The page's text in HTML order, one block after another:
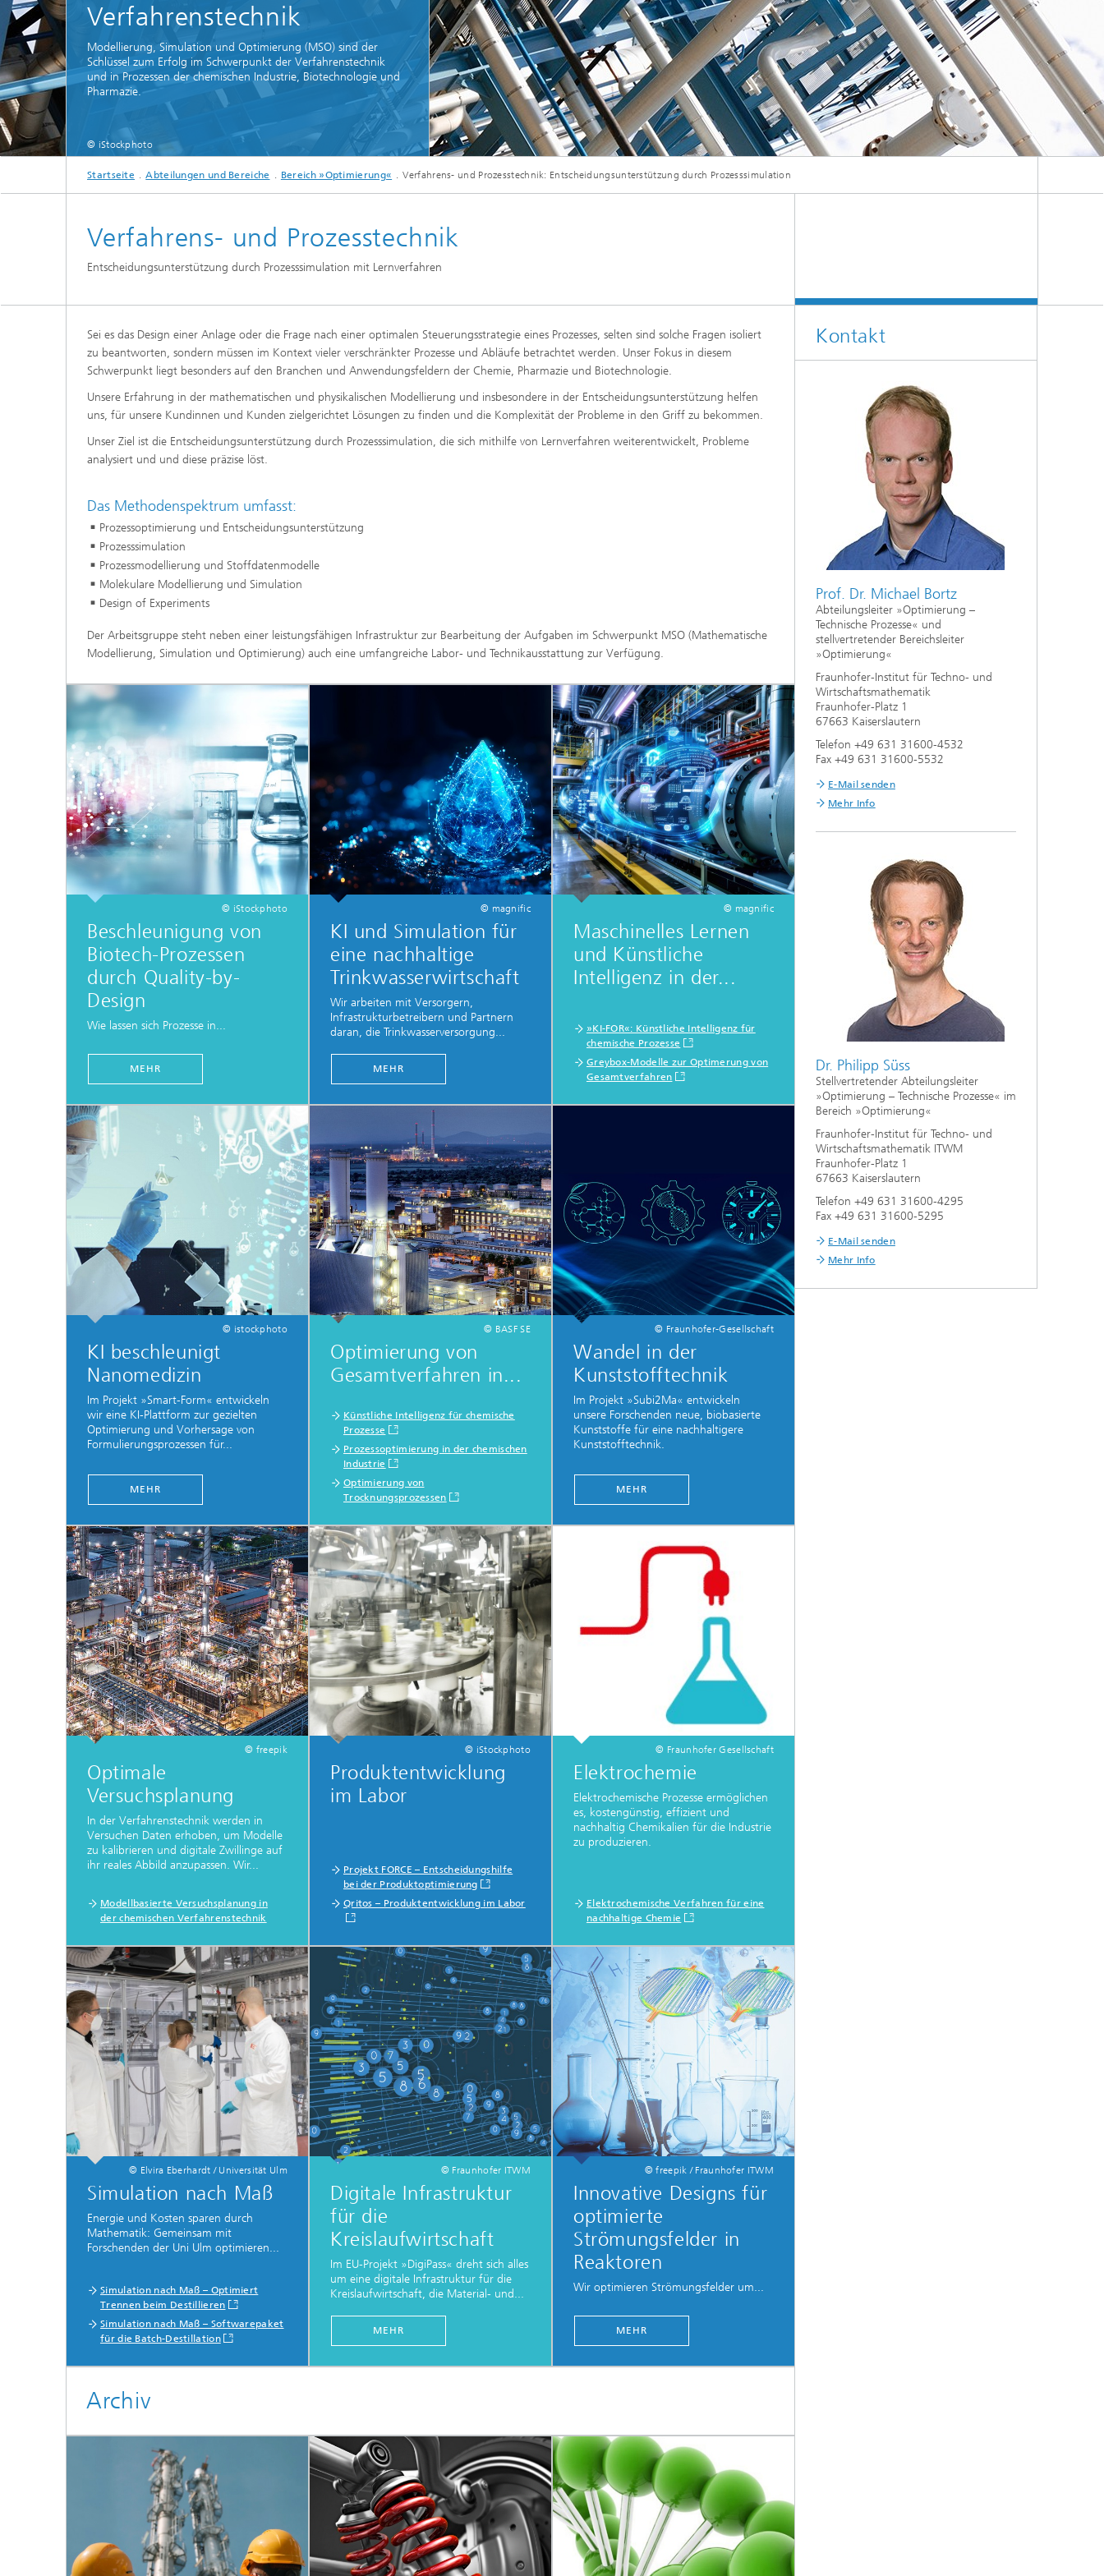
Inline-Qualitätskontrolle für die
Produktion
KI-Lösungen für Digitalisierung und
Nachhaltigkeit
KI-Anwendungen für die Industrie
Quantencomputing in der
Bildverarbeitung
Lastdaten und Betriebsfestigkeit
Dynamik und Systemsimulation
Kabel, Schläuche und flexible
Strukturen
Menschmodelle und Mensch-
Maschine-Interaktion
Reifenmodelle CDTire
Technikum
Echtzeit-Anlagenbetrieb und
Antriebstechnik
Biosensorik und Medizingeräte
Energie und Versorgung
Optimierung in den Life Sciences
Aktuelles
®
und Computing«
Anomaliedetektion
Finanz- und
Versicherungsmathematik
»Analytics und Computing«
optimierung
Intelligenz
Gitterfreie Methoden
Zerstörungsfreie Prüfung
Schichtdickenmessung
Materialanalyse
3D Mikro- und Mesodruck
Technische Textilien und Vliesstoffe
Optimierung im Leichtbau
Transport
Flexible Strukturen
Materialcharakterisierung und -
Modellreduktion
Modellierung, Simulation und
Optimierung von Dämmstoffen
Verfahrenstechnik
Modellierung, Simulation und Optimierung (MSO) sind der
Schlüssel zum Erfolg im Schwerpunkt der Verfahrenstechnik
und in Prozessen der chemischen Industrie, Biotechnologie und
Pharmazie.
© iStockphoto
Startseite Abteilungen und Bereiche Bereich »Optimierung« Verfahrens- und Prozesstechnik: Entscheidungsunterstützung durch Prozesssimulation
Verfahrens- und Prozesstechnik
Entscheidungsunterstützung durch Prozesssimulation mit Lernverfahren
Sei es das Design einer Anlage oder die Frage nach einer optimalen Steuerungsstrategie eines Prozesses, selten sind solche Fragen isoliert
zu beantworten, sondern müssen im Kontext vieler verschränkter Prozesse und Abläufe betrachtet werden. Unser Fokus in diesem
Schwerpunkt liegt besonders auf den Branchen und Anwendungsfeldern der Chemie, Pharmazie und Biotechnologie.
Unsere Erfahrung in der mathematischen und physikalischen Modellierung und insbesondere in der Entscheidungsunterstützung helfen
uns, für unsere Kundinnen und Kunden zielgerichtet Lösungen zu finden und die Komplexität der Probleme in den Griff zu bekommen.
Unser Ziel ist die Entscheidungsunterstützung durch Prozesssimulation, die sich mithilfe von Lernverfahren weiterentwickelt, Probleme
analysiert und und diese präzise löst.
Das Methodenspektrum umfasst:
Prozessoptimierung und Entscheidungsunterstützung
Prozesssimulation
Prozessmodellierung und Stoffdatenmodelle
Molekulare Modellierung und Simulation
Design of Experiments
Der Arbeitsgruppe steht neben einer leistungsfähigen Infrastruktur zur Bearbeitung der Aufgaben im Schwerpunkt MSO (Mathematische
Modellierung, Simulation und Optimierung) auch eine umfangreiche Labor- und Technikausstattung zur Verfügung.
© iStockphoto
Beschleunigung von
Biotech-Prozessen
durch Quality-by-
Design
Wie lassen sich Prozesse in...
MEHR
© magnific
KI und Simulation für
eine nachhaltige
Trinkwasserwirtschaft
Wir arbeiten mit Versorgern,
Infrastrukturbetreibern und Partnern
daran, die Trinkwasserversorgung...
MEHR
© magnific
Maschinelles Lernen
und Künstliche
Intelligenz in der...
»KI-FOR«: Künstliche Intelligenz für
chemische Prozesse
Greybox-Modelle zur Optimerung von
Gesamtverfahren
© istockphoto
KI beschleunigt
Nanomedizin
Im Projekt »Smart-Form« entwickeln
wir eine KI-Plattform zur gezielten
Optimierung und Vorhersage von
Formulierungsprozessen für...
MEHR
© BASF SE
Optimierung von
Gesamtverfahren in...
Künstliche Intelligenz für chemische
Prozesse
Prozessoptimierung in der chemischen
Industrie
Optimierung von
Trocknungsprozessen
© Fraunhofer-Gesellschaft
Wandel in der
Kunststofftechnik
Im Projekt »Subi2Ma« entwickeln
unsere Forschenden neue, biobasierte
Kunststoffe für eine nachhaltigere
Kunststofftechnik.
MEHR
© freepik
Optimale
Versuchsplanung
In der Verfahrenstechnik werden in
Versuchen Daten erhoben, um Modelle
zu kalibrieren und digitale Zwillinge auf
ihr reales Abbild anzupassen. Wir...
Modellbasierte Versuchsplanung in
der chemischen Verfahrenstechnik
© iStockphoto
Produktentwicklung
im Labor
Projekt FORCE – Entscheidungshilfe
bei der Produktoptimierung
Qritos – Produktentwicklung im Labor
© Fraunhofer Gesellschaft
Elektrochemie
Elektrochemische Prozesse ermöglichen
es, kostengünstig, effizient und
nachhaltig Chemikalien für die Industrie
zu produzieren.
Elektrochemische Verfahren für eine
nachhaltige Chemie
© Elvira Eberhardt / Universität Ulm
Simulation nach Maß
Energie und Kosten sparen durch
Mathematik: Gemeinsam mit
Forschenden der Uni Ulm optimieren...
Simulation nach Maß – Optimiert
Trennen beim Destillieren
Simulation nach Maß – Softwarepaket
für die Batch-Destillation
© Fraunhofer ITWM
Digitale Infrastruktur
für die
Kreislaufwirtschaft
Im EU-Projekt »DigiPass« dreht sich alles
um eine digitale Infrastruktur für die
Kreislaufwirtschaft, die Material- und...
MEHR
© freepik / Fraunhofer ITWM
Innovative Designs für
optimierte
Strömungsfelder in
Reaktoren
Wir optimieren Strömungsfelder um...
MEHR
Archiv
Kontakt
Prof. Dr. Michael Bortz
Abteilungsleiter »Optimierung –
Technische Prozesse« und
stellvertretender Bereichsleiter
»Optimierung«
Fraunhofer-Institut für Techno- und
Wirtschaftsmathematik
Fraunhofer-Platz 1
67663 Kaiserslautern
Telefon +49 631 31600-4532
Fax +49 631 31600-5532
E-Mail senden
Mehr Info
Dr. Philipp Süss
Stellvertretender Abteilungsleiter
»Optimierung – Technische Prozesse« im
Bereich »Optimierung«
Fraunhofer-Institut für Techno- und
Wirtschaftsmathematik ITWM
Fraunhofer-Platz 1
67663 Kaiserslautern
Telefon +49 631 31600-4295
Fax +49 631 31600-5295
E-Mail senden
Mehr Info